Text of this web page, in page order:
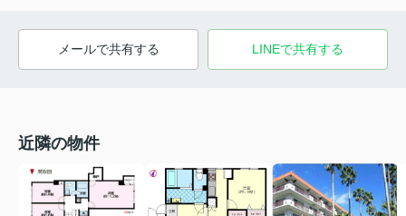
メールで共有する LINEで共有する
近隣の物件